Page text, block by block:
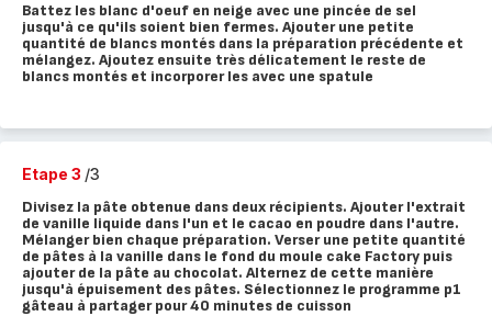
Battez les blanc d'oeuf en neige avec une pincée de sel
jusqu'à ce qu'ils soient bien fermes. Ajouter une petite
quantité de blancs montés dans la préparation précédente et
mélangez. Ajoutez ensuite très délicatement le reste de
blancs montés et incorporer les avec une spatule
Etape 3 /3
Divisez la pâte obtenue dans deux récipients. Ajouter l'extrait
de vanille liquide dans l'un et le cacao en poudre dans l'autre.
Mélanger bien chaque préparation. Verser une petite quantité
de pâtes à la vanille dans le fond du moule cake Factory puis
ajouter de la pâte au chocolat. Alternez de cette manière
jusqu'à épuisement des pâtes. Sélectionnez le programme p1
gâteau à partager pour 40 minutes de cuisson